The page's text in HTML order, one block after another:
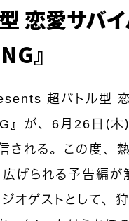
恋愛サバ
』
超バトル型
が、6月26日（木
される。この度、
げられる予告編が
オゲストとして、